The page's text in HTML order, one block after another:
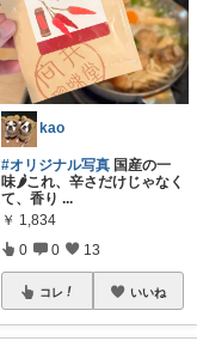
kao
#オリジナル写真 国産の一
味🌶️これ、辛さだけじゃなく
て、香り ...
￥ 1,834
0 0 13
コレ いいね